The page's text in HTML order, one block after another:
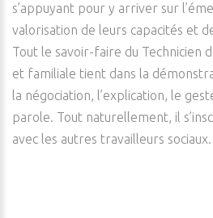
s’appuyant pour y arriver sur
valorisation de leurs capacités et
Tout le savoir-faire du Technicien
et familiale tient dans la
la négociation, l’explication, le
parole. Tout naturellement, il
avec les autres travailleurs sociaux.